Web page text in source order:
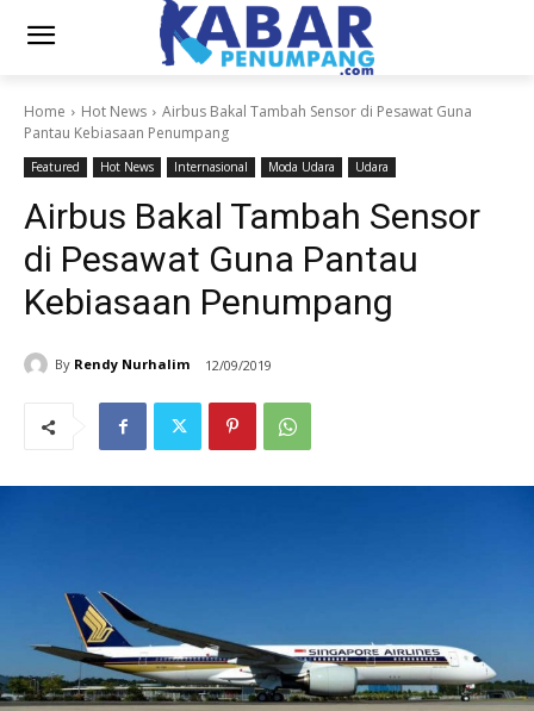
Home Hot News
Airbus Bakal Tambah Sensor di Pesawat Guna
Pantau Kebiasaan Penumpang
Featured Hot News Internasional Moda Udara Udara
Airbus Bakal Tambah Sensor
di Pesawat Guna Pantau
Kebiasaan Penumpang
By Rendy Nurhalim 12/09/2019